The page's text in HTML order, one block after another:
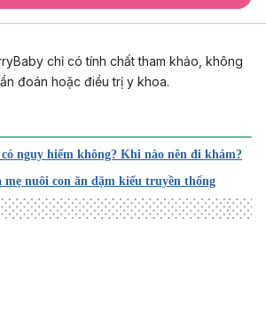
chỉ có tính chất tham khảo, không
đoán hoặc điều trị y khoa.
nguy hiểm không? Khi nào nên đi khám?
mẹ nuôi con ăn dặm kiểu truyền thống